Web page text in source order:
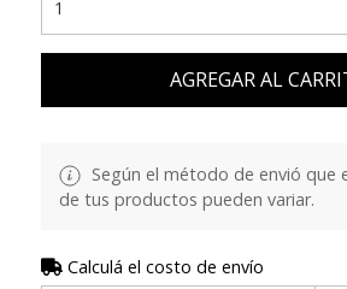
AGREGAR AL
Según el método de envió que
de tus productos pueden variar.
Calculá el costo de envío